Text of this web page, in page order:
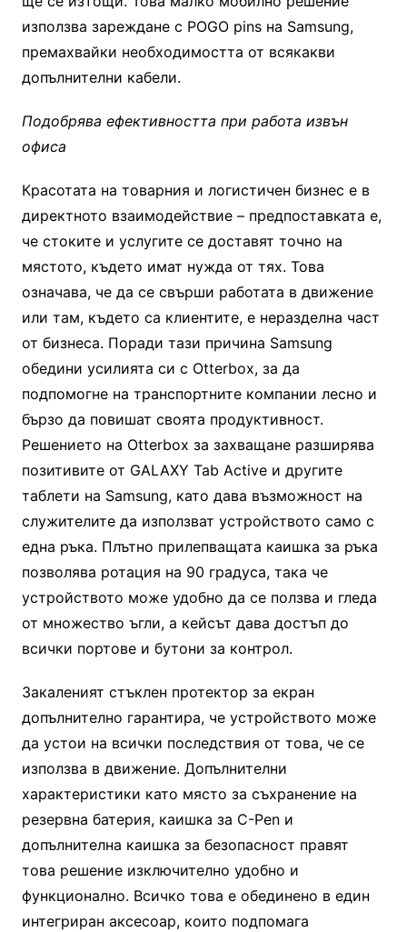
използва зареждане с POGO pins на Samsung,
премахвайки необходимостта от всякакви
допълнителни кабели.
Подобрява ефективността при работа извън
офиса
Красотата на товарния и логистичен бизнес е в
директното взаимодействие – предпоставката е,
че стоките и услугите се доставят точно на
мястото, където имат нужда от тях. Това
означава, че да се свърши работата в движение
или там, където са клиентите, е неразделна част
от бизнеса. Поради тази причина Samsung
обедини усилията си с Otterbox, за да
подпомогне на транспортните компании лесно и
бързо да повишат своята продуктивност.
Решението на Otterbox за захващане разширява
позитивите от GALAXY Tab Active и другите
таблети на Samsung, като дава възможност на
служителите да използват устройството само с
една ръка. Плътно прилепващата каишка за ръка
позволява ротация на 90 градуса, така че
устройството може удобно да се ползва и гледа
от множество ъгли, а кейсът дава достъп до
всички портове и бутони за контрол.
Закаленият стъклен протектор за екран
допълнително гарантира, че устройството може
да устои на всички последствия от това, че се
използва в движение. Допълнителни
характеристики като място за съхранение на
резервна батерия, каишка за C-Pen и
допълнителна каишка за безопасност правят
това решение изключително удобно и
функционално. Всичко това е обединено в един
интегриран аксесоар, които подпомага